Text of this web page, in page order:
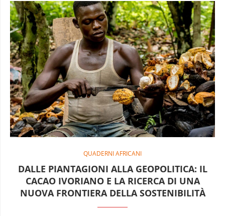
QUADERNI AFRICANI
DALLE PIANTAGIONI ALLA GEOPOLITICA: IL
CACAO IVORIANO E LA RICERCA DI UNA
NUOVA FRONTIERA DELLA SOSTENIBILITÀ